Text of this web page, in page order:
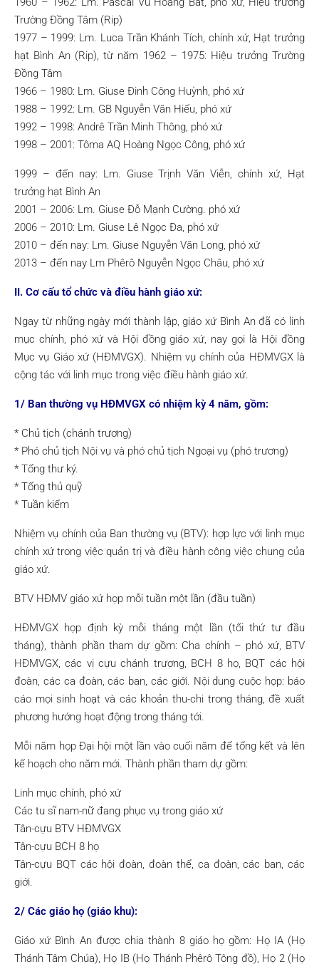
Trường Đồng Tâm (Rip)
1977 – 1999: Lm. Luca Trần Khánh Tích, chính xứ, Hạt trưởng
hạt Bình An (Rip), từ năm 1962 – 1975: Hiệu trưởng Trường
Đồng Tâm
1966 – 1980: Lm. Giuse Đinh Công Huỳnh, phó xứ
1988 – 1992: Lm. GB Nguyễn Văn Hiếu, phó xứ
1992 – 1998: Andrê Trần Minh Thông, phó xứ
1998 – 2001: Tôma AQ Hoàng Ngọc Công, phó xứ
1999 – đến nay: Lm. Giuse Trịnh Văn Viễn, chính xứ, Hạt
trưởng hạt Bình An
2001 – 2006: Lm. Giuse Đỗ Mạnh Cường. phó xứ
2006 – 2010: Lm. Giuse Lê Ngọc Đa, phó xứ
2010 – đến nay: Lm. Giuse Nguyễn Văn Long, phó xứ
2013 – đến nay Lm Phêrô Nguyễn Ngọc Châu, phó xứ
II. Cơ cấu tổ chức và điều hành giáo xứ:
Ngay từ những ngày mới thành lập, giáo xứ Bình An đã có linh
mục chính, phó xứ và Hội đồng giáo xứ, nay gọi là Hội đồng
Mục vụ Giáo xứ (HĐMVGX). Nhiệm vụ chính của HĐMVGX là
cộng tác với linh mục trong việc điều hành giáo xứ.
1/ Ban thường vụ HĐMVGX có nhiệm kỳ 4 năm, gồm:
* Chủ tịch (chánh trương)
* Phó chủ tịch Nội vụ và phó chủ tịch Ngoại vụ (phó trương)
* Tổng thư ký.
* Tổng thủ quỹ
* Tuần kiểm
Nhiệm vụ chính của Ban thường vụ (BTV): hợp lực với linh mục
chính xứ trong việc quản trị và điều hành công việc chung của
giáo xứ.
BTV HĐMV giáo xứ họp mỗi tuần một lần (đầu tuần)
HĐMVGX họp định kỳ mỗi tháng một lần (tối thứ tư đầu
tháng), thành phần tham dự gồm: Cha chính – phó xứ, BTV
HĐMVGX, các vị cựu chánh trương, BCH 8 họ, BQT các hội
đoàn, các ca đoàn, các ban, các giới. Nội dung cuộc họp: báo
cáo mọi sinh hoạt và các khoản thu-chi trong tháng, đề xuất
phương hướng hoạt động trong tháng tới.
Mỗi năm họp Đại hội một lần vào cuối năm để tổng kết và lên
kế hoạch cho năm mới. Thành phần tham dự gồm:
Linh mục chính, phó xứ
Các tu sĩ nam-nữ đang phục vụ trong giáo xứ
Tân-cựu BTV HĐMVGX
Tân-cựu BCH 8 họ
Tân-cựu BQT các hội đoàn, đoàn thể, ca đoàn, các ban, các
giới.
2/ Các giáo họ (giáo khu):
Giáo xứ Bình An được chia thành 8 giáo họ gồm: Họ IA (Họ
Thánh Tâm Chúa), Họ IB (Họ Thánh Phêrô Tông đồ), Họ 2 (Họ